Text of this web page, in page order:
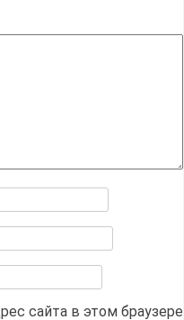
сайта в этом браузере